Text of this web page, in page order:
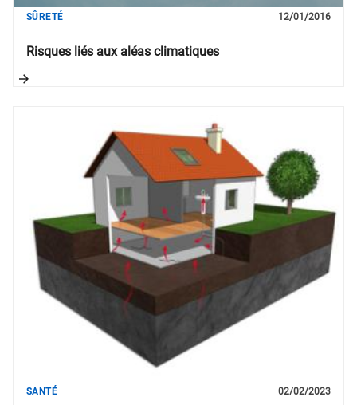
Risques liés aux aléas climatiques
SÛRETÉ 12/01/2016
SANTÉ 02/02/2023